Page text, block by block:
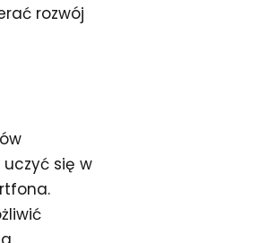
rozwój
się w